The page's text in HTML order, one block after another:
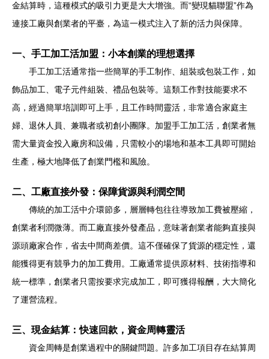
金結算時，這種模式的吸引力更是大大增強。而“變現貓聯盟”作為
連接工廠與創業者的平臺，為這一模式注入了新的活力與保障。
一、手工加工活加盟：小本創業的理想選擇
手工加工活通常指一些簡單的手工制作、組裝或包裝工作，如
飾品加工、電子元件組裝、禮品包裝等。這類工作對技能要求不
高，經過簡單培訓即可上手，且工作時間靈活，非常適合家庭主
婦、退休人員、兼職者或初創小團隊。加盟手工加工活，創業者無
需大量資金投入廠房和設備，只需較小的場地和基本工具即可開始
生產，極大地降低了創業門檻和風險。
二、工廠直接外發：保障貨源與利潤空間
傳統的加工活中介環節多，層層轉包往往導致加工費被壓縮，
創業者利潤微薄。而工廠直接外發產品，意味著創業者能夠直接與
源頭廠家合作，省去中間商差價。這不僅確保了貨源的穩定性，還
能獲得更有競爭力的加工費用。工廠通常提供原材料、技術指導和
統一標準，創業者只需按要求完成加工，即可獲得報酬，大大簡化
了運營流程。
三、現金結算：快速回款，資金周轉靈活
資金周轉是創業過程中的關鍵問題。許多加工項目存在結算周